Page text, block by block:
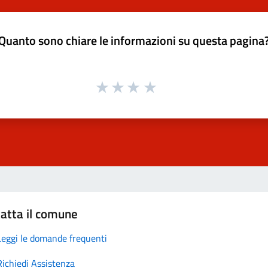
sono chiare le informazioni su questa
il comune
le domande frequenti
Assistenza